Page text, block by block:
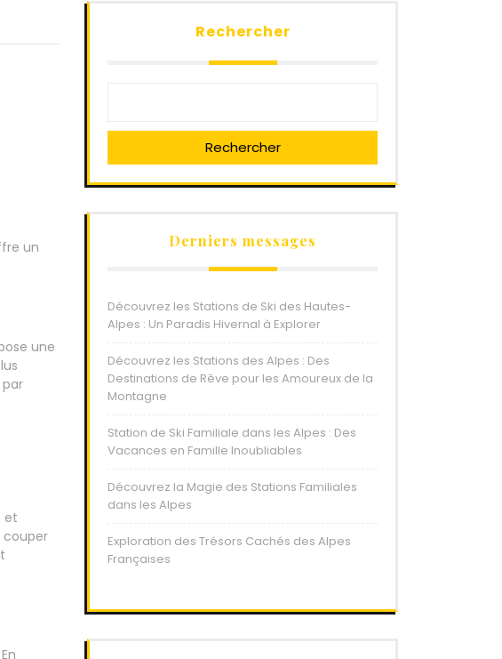
un
une
et
couper
Rechercher
Rechercher
Derniers messages
Découvrez les Stations de Ski des Hautes-
Alpes : Un Paradis Hivernal à Explorer
Découvrez les Stations des Alpes : Des
Destinations de Rêve pour les Amoureux de la
Montagne
Station de Ski Familiale dans les Alpes : Des
Vacances en Famille Inoubliables
Découvrez la Magie des Stations Familiales
dans les Alpes
Exploration des Trésors Cachés des Alpes
Françaises